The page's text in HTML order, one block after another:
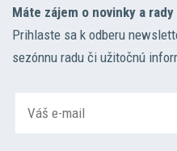
Máte zájem o novinky a
Prihlaste sa k odberu
sezónnu radu či užitočnú